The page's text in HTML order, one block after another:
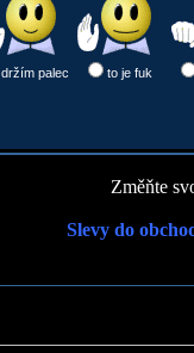
držím palec to je fuk
Změňte
Slevy do